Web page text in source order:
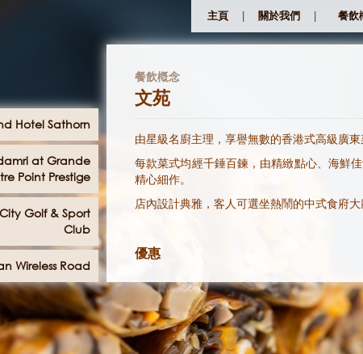
主頁 | 關於我們 | 餐飲
Hotel Sathorn
at Grande
Point Prestige
Golf & Sport
Club
Wireless Road
餐飲槪念
文苑
由星級名廚主理，享譽無數的香港式高級廣東
每款菜式均經千錘百鍊，由精緻點心、海鮮
精心細作。
店內設計典雅，客人可選坐熱鬧的中式食府大
優惠